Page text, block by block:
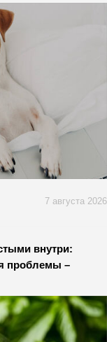
7 августа 2026
внутри:
проблемы –